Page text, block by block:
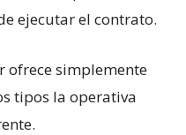
ejecutar el contrato.
ofrece simplemente
tipos la operativa